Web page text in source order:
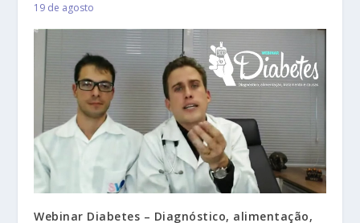
19 de agosto
Webinar Diabetes – Diagnóstico, alimentação,